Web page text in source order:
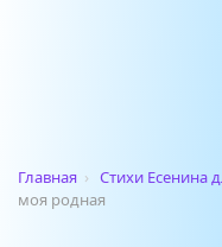
Главная › Стихи Есенина
моя родная